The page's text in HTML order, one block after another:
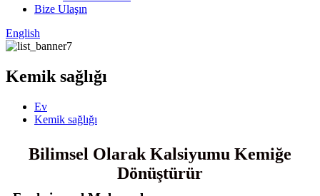
Bize Ulaşın
English
Kemik sağlığı
Ev
Kemik sağlığı
Bilimsel Olarak Kalsiyumu Kemiğe
Dönüştürür